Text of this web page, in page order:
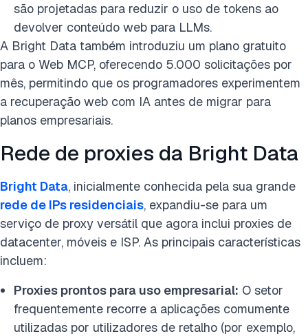
são projetadas para reduzir o uso de tokens ao
devolver conteúdo web para LLMs.
A Bright Data também introduziu um plano gratuito
para o Web MCP, oferecendo 5.000 solicitações por
mês, permitindo que os programadores experimentem
a recuperação web com IA antes de migrar para
planos empresariais.
Rede de proxies da Bright Data
Bright Data, inicialmente conhecida pela sua grande
rede de IPs residenciais, expandiu-se para um
serviço de proxy versátil que agora inclui proxies de
datacenter, móveis e ISP. As principais características
incluem:
Proxies prontos para uso empresarial: O setor
frequentemente recorre a aplicações comumente
utilizadas por utilizadores de retalho (por exemplo,